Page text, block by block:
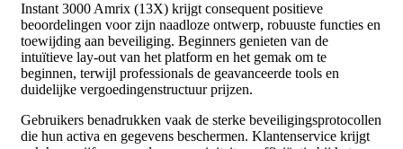
Instant 3000 Amrix (13X) krijgt consequent positieve
beoordelingen voor zijn naadloze ontwerp, robuuste functies en
toewijding aan beveiliging. Beginners genieten van de
intuïtieve lay-out van het platform en het gemak om te
beginnen, terwijl professionals de geavanceerde tools en
duidelijke vergoedingenstructuur prijzen.
Gebruikers benadrukken vaak de sterke beveiligingsprotocollen
die hun activa en gegevens beschermen. Klantenservice krijgt